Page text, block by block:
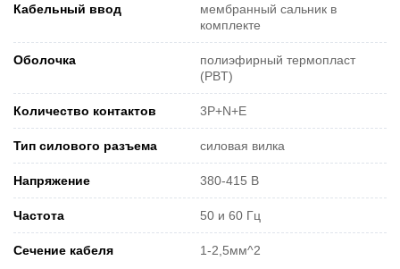
Кабельный ввод
мембранный сальник в
комплекте
Оболочка
полиэфирный термопласт
(PBT)
Количество контактов 3P+N+E
Тип силового разъема силовая вилка
Напряжение 380-415 В
Частота 50 и 60 Гц
Сечение кабеля 1-2,5мм^2